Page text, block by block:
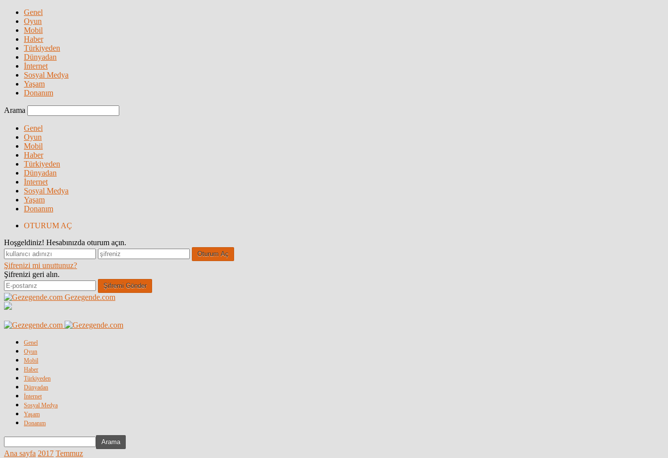
Genel
Oyun
Mobil
Haber
Türkiyeden
Dünyadan
İnternet
Sosyal Medya
Yaşam
Donanım
Arama
Genel
Oyun
Mobil
Haber
Türkiyeden
Dünyadan
İnternet
Sosyal Medya
Yaşam
Donanım
OTURUM AÇ
Hoşgeldiniz! Hesabınızda oturum açın.
Şifrenizi mi unuttunuz?
Şifrenizi geri alın.
Gezegende.com
Genel
Oyun
Mobil
Haber
Türkiyeden
Dünyadan
İnternet
Sosyal Medya
Yaşam
Donanım
Ana sayfa 2017 Temmuz